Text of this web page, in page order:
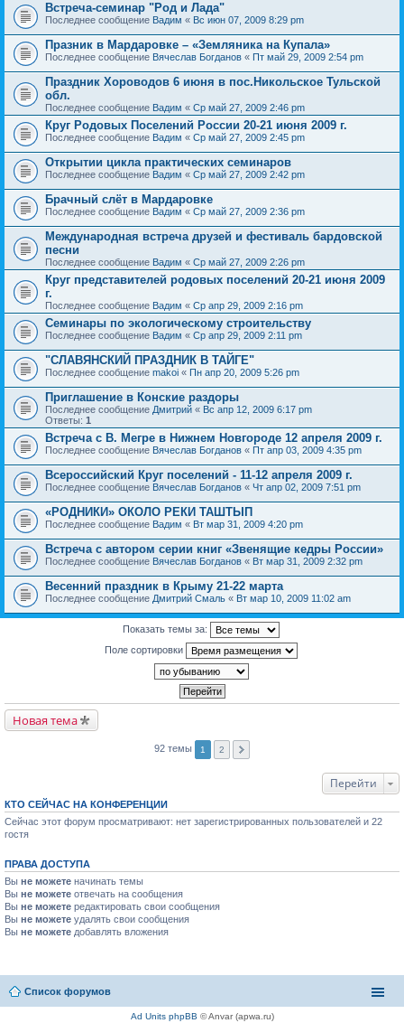
Встреча-семинар "Род и Лада"
Последнее сообщение Вадим « Вс июн 07, 2009 8:29 pm
Празник в Мардаровке – «Земляника на Купала»
Последнее сообщение Вячеслав Богданов « Пт май 29, 2009 2:54 pm
Праздник Хороводов 6 июня в пос.Никольское Тульской
обл.
Последнее сообщение Вадим « Ср май 27, 2009 2:46 pm
Круг Родовых Поселений России 20-21 июня 2009 г.
Последнее сообщение Вадим « Ср май 27, 2009 2:45 pm
Открытии цикла практических семинаров
Последнее сообщение Вадим « Ср май 27, 2009 2:42 pm
Брачный слёт в Мардаровке
Последнее сообщение Вадим « Ср май 27, 2009 2:36 pm
Международная встреча друзей и фестиваль бардовской
песни
Последнее сообщение Вадим « Ср май 27, 2009 2:26 pm
Круг представителей родовых поселений 20-21 июня 2009
г.
Последнее сообщение Вадим « Ср апр 29, 2009 2:16 pm
Семинары по экологическому строительству
Последнее сообщение Вадим « Ср апр 29, 2009 2:11 pm
"СЛАВЯНСКИЙ ПРАЗДНИК В ТАЙГЕ"
Последнее сообщение makoi « Пн апр 20, 2009 5:26 pm
Приглашение в Конские раздоры
Последнее сообщение Дмитрий « Вс апр 12, 2009 6:17 pm
Ответы: 1
Встреча с В. Мегре в Нижнем Новгороде 12 апреля 2009 г.
Последнее сообщение Вячеслав Богданов « Пт апр 03, 2009 4:35 pm
Всероссийский Круг поселений - 11-12 апреля 2009 г.
Последнее сообщение Вячеслав Богданов « Чт апр 02, 2009 7:51 pm
«РОДНИКИ» ОКОЛО РЕКИ ТАШТЫП
Последнее сообщение Вадим « Вт мар 31, 2009 4:20 pm
Встреча с автором серии книг «Звенящие кедры России»
Последнее сообщение Вячеслав Богданов « Вт мар 31, 2009 2:32 pm
Весенний праздник в Крыму 21-22 марта
Последнее сообщение Дмитрий Смаль « Вт мар 10, 2009 11:02 am
Показать темы за:
Поле сортировки
Новая тема
92 темы 1 2
Перейти
КТО СЕЙЧАС НА КОНФЕРЕНЦИИ
Сейчас этот форум просматривают: нет зарегистрированных пользователей и 22
гостя
ПРАВА ДОСТУПА
Вы не можете начинать темы
Вы не можете отвечать на сообщения
Вы не можете редактировать свои сообщения
Вы не можете удалять свои сообщения
Вы не можете добавлять вложения
Список форумов
Ad Units phpBB © Anvar (apwa.ru)